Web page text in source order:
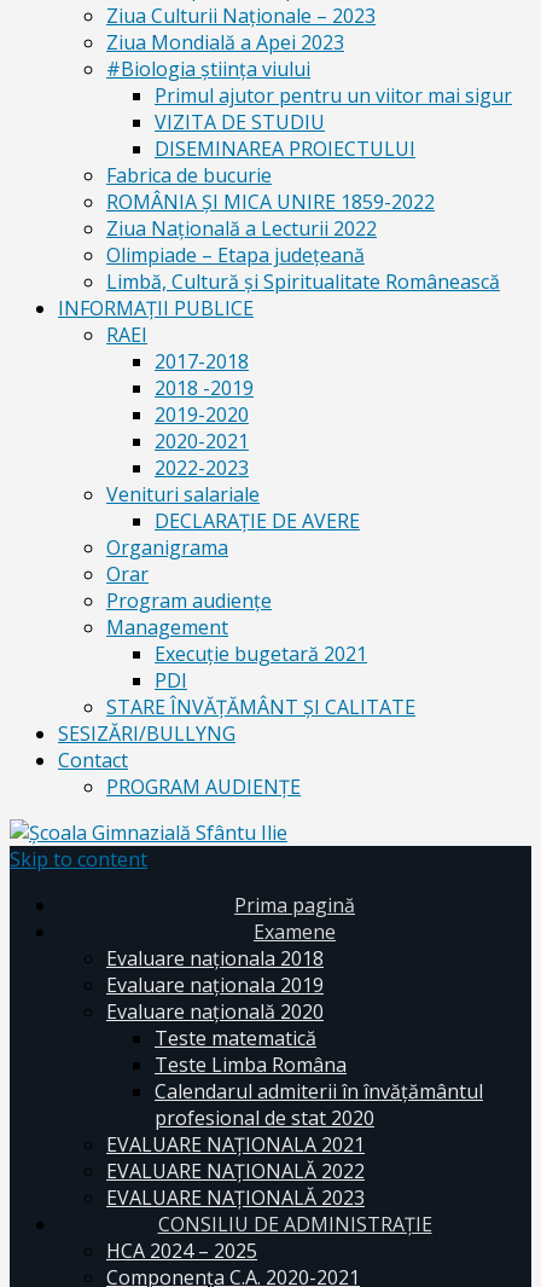
Ziua Culturii Naționale – 2023
Ziua Mondială a Apei 2023
#Biologia știința viului
Primul ajutor pentru un viitor mai sigur
VIZITA DE STUDIU
DISEMINAREA PROIECTULUI
Fabrica de bucurie
ROMÂNIA ŞI MICA UNIRE 1859-2022
Ziua Naţională a Lecturii 2022
Olimpiade – Etapa judeţeană
Limbă, Cultură și Spiritualitate Românească
INFORMAŢII PUBLICE
RAEI
2017-2018
2018 -2019
2019-2020
2020-2021
2022-2023
Venituri salariale
DECLARAŢIE DE AVERE
Organigrama
Orar
Program audiențe
Management
Execuţie bugetară 2021
PDI
STARE ÎNVĂȚĂMÂNT ȘI CALITATE
SESIZĂRI/BULLYNG
Contact
PROGRAM AUDIENŢE
Skip to content
Prima pagină
Examene
Evaluare naționala 2018
Evaluare naționala 2019
Evaluare națională 2020
Teste matematică
Teste Limba Româna
Calendarul admiterii în învăţământul
profesional de stat 2020
EVALUARE NAȚIONALA 2021
EVALUARE NAŢIONALĂ 2022
EVALUARE NAŢIONALĂ 2023
CONSILIU DE ADMINISTRAȚIE
HCA 2024 – 2025
Componența C.A. 2020-2021